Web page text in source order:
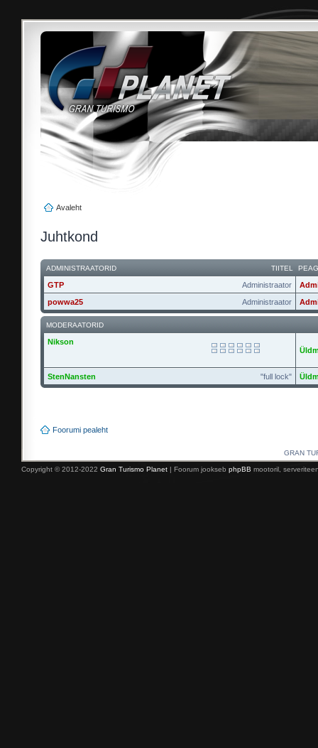
Avaleht
Juhtkond
TIITEL
ADMINISTRAATORID
Administraator
GTP
Administraator
powwa25
MODERAATORID
Nikson
"full lock"
StenNansten
Foorumi pealeht
GRAN
Copyright © 2012-2022 Gran Turismo Planet | Foorum jookseb phpBB mootoril,